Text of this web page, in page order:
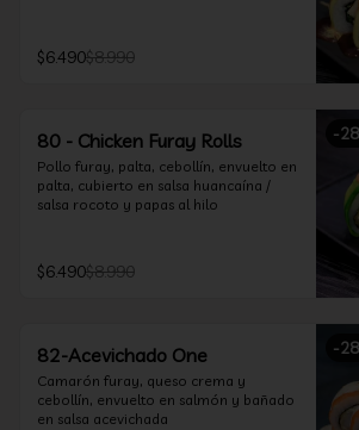
$6.490$8.990
-28
80 - Chicken Furay Rolls
Pollo furay, palta, cebollín, envuelto en
palta, cubierto en salsa huancaína /
salsa rocoto y papas al hilo
$6.490$8.990
-28
82-Acevichado One
Camarón furay, queso crema y
cebollín, envuelto en salmón y bañado
en salsa acevichada